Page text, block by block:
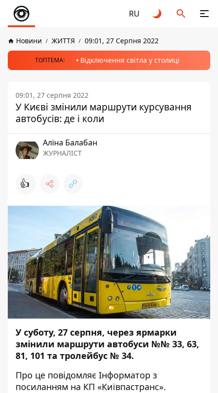
RU
Новини ЖИТТЯ 09:01, 27 Серпня 2022
ТОПТЕМА: Відключення світла у столиці
09:01, 27 серпня 2022
У Києві змінили маршрути курсування
автобусів: де і коли
Аліна Балабан
ЖУРНАЛІСТ
👍
У суботу, 27 серпня, через ярмарки
змінили маршрути автобуси №№ 33, 63,
81, 101 та тролейбус № 34.
Про це повідомляє Інформатор з
посиланням на КП «Київпастранс».